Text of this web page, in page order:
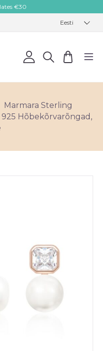
€30
Eesti
Marmara Sterling
925 Hõbekõrvarõngad,